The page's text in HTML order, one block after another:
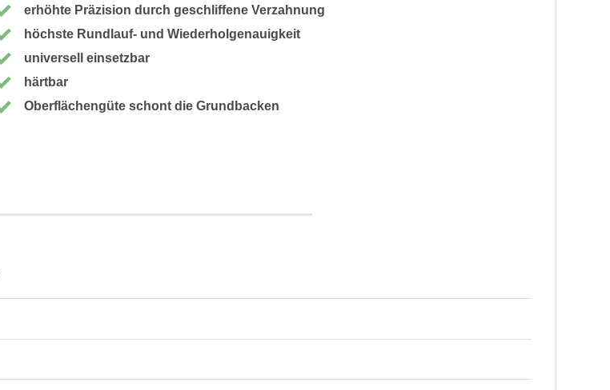
erhöhte Präzision durch geschliffene Verzahnung
höchste Rundlauf- und Wiederholgenauigkeit
universell einsetzbar
härtbar
Oberflächengüte schont die Grundbacken